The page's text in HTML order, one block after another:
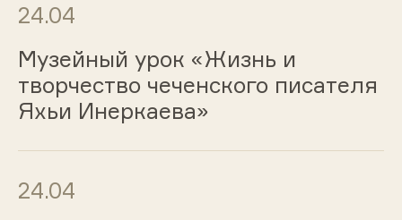
24.04
Музейный урок «Жизнь и
творчество чеченского писателя
Яхьи Инеркаева»
24.04